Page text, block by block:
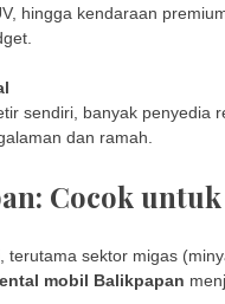
hingga kendaraan
sendiri, banyak penyedia
dan ramah.
Cocok
terutama sektor migas
mobil Balikpapan